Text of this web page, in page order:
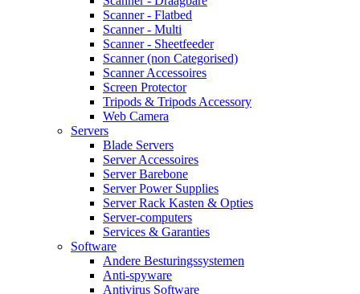
Scanner - Flatbed
Scanner - Multi
Scanner - Sheetfeeder
Scanner (non Categorised)
Scanner Accessoires
Screen Protector
Tripods & Tripods Accessory
Web Camera
Servers
Blade Servers
Server Accessoires
Server Barebone
Server Power Supplies
Server Rack Kasten & Opties
Server-computers
Services & Garanties
Software
Andere Besturingssystemen
Anti-spyware
Antivirus Software